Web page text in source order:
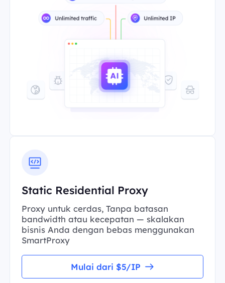
Static Residential Proxy
Proxy untuk cerdas, Tanpa batasan
bandwidth atau kecepatan — skalakan
bisnis Anda dengan bebas menggunakan
SmartProxy
Mulai dari $5/IP